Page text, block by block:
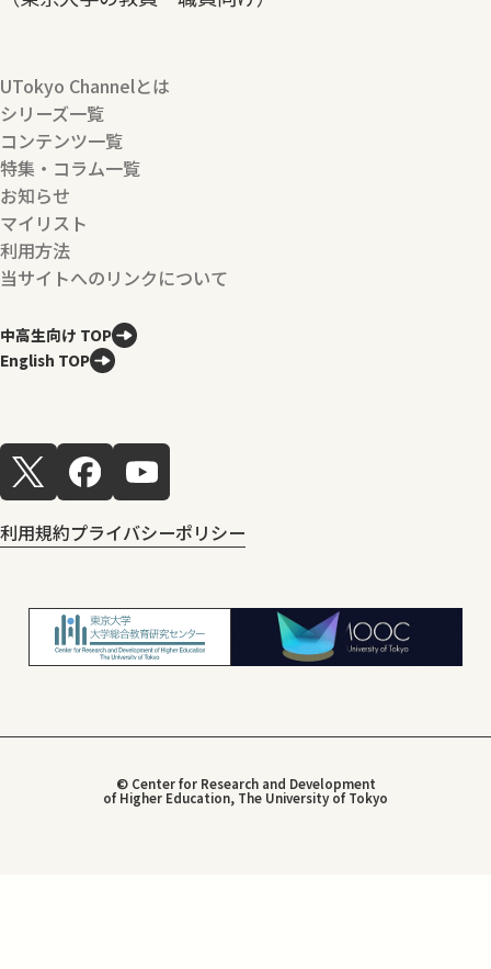
UTokyo Channelとは
シリーズ一覧
コンテンツ一覧
特集・コラム一覧
お知らせ
マイリスト
利用方法
当サイトへのリンクについて
中高生向け TOP
English TOP
利用規約プライバシーポリシー
© Center for Research and Development
of Higher Education, The University of Tokyo